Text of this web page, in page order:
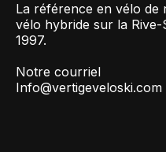
La référence en vélo de
vélo hybride sur la
1997.
Notre courriel
Info@vertigeveloski.com